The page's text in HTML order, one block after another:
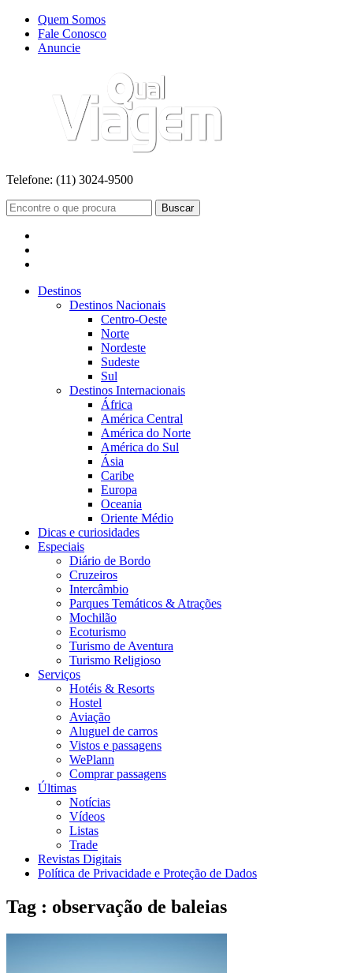
Quem Somos
Fale Conosco
Anuncie
Telefone: (11) 3024-9500
Buscar
Destinos
Destinos Nacionais
Centro-Oeste
Norte
Nordeste
Sudeste
Sul
Destinos Internacionais
África
América Central
América do Norte
América do Sul
Ásia
Caribe
Europa
Oceania
Oriente Médio
Dicas e curiosidades
Especiais
Diário de Bordo
Cruzeiros
Intercâmbio
Parques Temáticos & Atrações
Mochilão
Ecoturismo
Turismo de Aventura
Turismo Religioso
Serviços
Hotéis & Resorts
Hostel
Aviação
Aluguel de carros
Vistos e passagens
WePlann
Comprar passagens
Últimas
Notícias
Vídeos
Listas
Trade
Revistas Digitais
Política de Privacidade e Proteção de Dados
Tag : observação de baleias